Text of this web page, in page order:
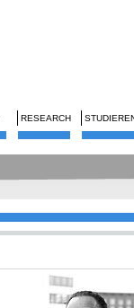
RESEARCH